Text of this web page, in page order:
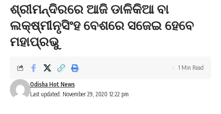
ଶ୍ରୀମନ୍ଦିରରେ ଆଜି ଡାଳିକିଆ ବା
ଲକ୍ଷ୍ମୀନୃସିଂହ ବେଶରେ ସଜେଇ ହେବେ
ମହାପ୍ରଭୁ
Last updated: November 29, 2020 12:22 pm
Odisha Hot News
1 Min Read